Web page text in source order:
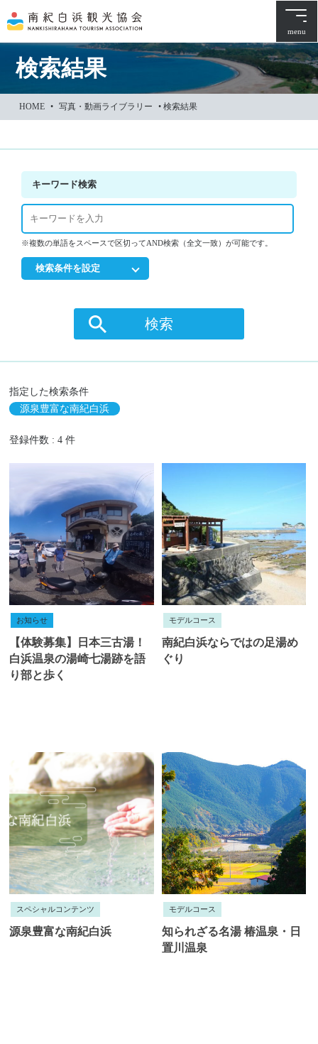
文
に
ッ
menu
検索結果
HOME • 写真・動画ライブラリー •検索結果
キーワード検索
※複数の単語をスペースで区切ってAND検索（全文一致）が可能です。
検索条件を設定
検索
指定した検索条件
源泉豊富な南紀白浜
登録件数 : 4 件
お知らせ
【体験募集】日本三古湯！
白浜温泉の湯崎七湯跡を語
り部と歩く
モデルコース
南紀白浜ならではの足湯め
ぐり
スペシャルコンテンツ
源泉豊富な南紀白浜
モデルコース
知られざる名湯 椿温泉・日
置川温泉